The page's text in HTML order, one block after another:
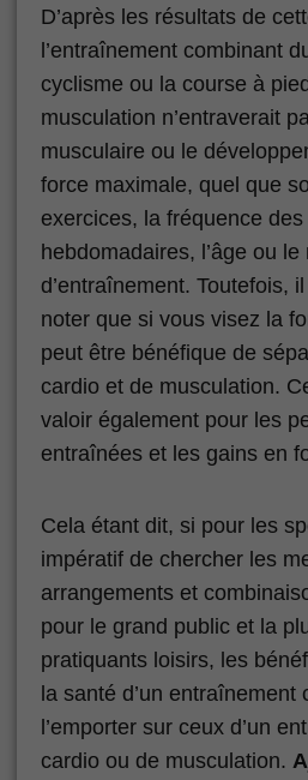
D’après les résultats de
l’entraînement combinant
cyclisme ou la course à
musculation n’entraverait
musculaire ou le
force maximale, quel que
exercices, la fréquence
hebdomadaires, l’âge ou le
d’entraînement. Toutefois,
noter que si vous visez la
peut être bénéfique de
cardio et de musculation.
valoir également pour les
entraînées et les gains en
Cela étant dit, si pour les
impératif de chercher les
arrangements et
pour le grand public et la
pratiquants loisirs, les
la santé d’un entraînement
l’emporter sur ceux d’un
cardio ou de musculation.